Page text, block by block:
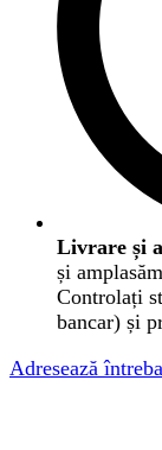
Livrare și
și
Controlați
bancar) și
Adresează